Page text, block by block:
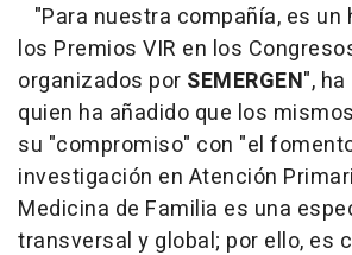
"Para nuestra compañía, es un
los Premios VIR en los
organizados por SEMERGEN",
quien ha añadido que los
su "compromiso" con "el
investigación en Atención
Medicina de Familia es una
transversal y global; por ello, es